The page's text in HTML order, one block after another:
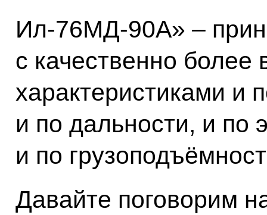
Ил-76МД-90А» –
с качественно более
характеристиками и
и по дальности, и по
и по
Давайте поговорим